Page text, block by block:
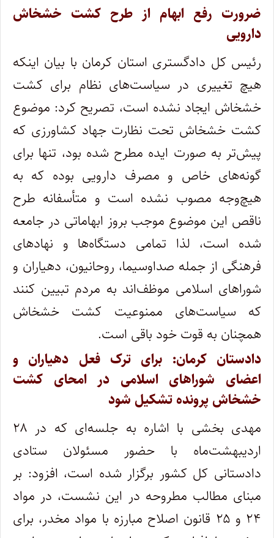
ضرورت رفع ابهام از طرح کشت خشخاش
دارویی
رئیس کل دادگستری استان کرمان با بیان اینکه
هیچ تغییری در سیاست‌های نظام برای کشت
خشخاش ایجاد نشده است، تصریح کرد: موضوع
کشت خشخاش تحت نظارت جهاد کشاورزی که
پیش‌تر به صورت ایده مطرح شده بود، تنها برای
گونه‌های خاص و مصرف دارویی بوده که به
هیچ‌وجه مصوب نشده است و متأسفانه طرح
ناقص این موضوع موجب بروز ابهاماتی در جامعه
شده است، لذا تمامی دستگاه‌ها و نهاد‌های
فرهنگی از جمله صداوسیما، روحانیون، دهیاران و
شورا‌های اسلامی موظف‌اند به مردم تبیین کنند
که سیاست‌های ممنوعیت کشت خشخاش
همچنان به قوت خود باقی است.
دادستان کرمان: برای ترک فعل دهیاران و
اعضای شورا‌های اسلامی در امحای کشت
خشخاش پرونده تشکیل شود
مهدی بخشی با اشاره به جلسه‌ای که در ۲۸
اردیبهشت‌ماه با حضور مسئولان ستادی
دادستانی کل کشور برگزار شده است، افزود: بر
مبنای مطالب مطروحه در این نشست، در مواد
۲۴ و ۲۵ قانون اصلاح مبارزه با مواد مخدر، برای